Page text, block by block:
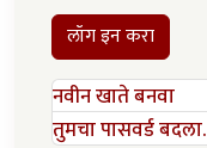
लॉग इन करा
नवीन खाते बनवा
तुमचा पासवर्ड बदला.